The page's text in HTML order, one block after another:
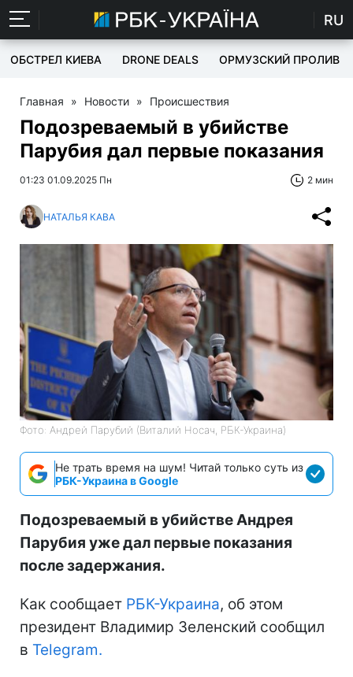
RU
ОБСТРЕЛ КИЕВА DRONE DEALS ОРМУЗСКИЙ ПРОЛИВ
Главная » Новости » Происшествия
Подозреваемый в убийстве
Парубия дал первые показания
01:23 01.09.2025 Пн 2 мин
НАТАЛЬЯ КАВА
Фото: Андрей Парубий (Виталий Носач, РБК-Украина)
Не трать время на шум! Читай только суть из
РБК-Украина в Google
Подозреваемый в убийстве Андрея
Парубия уже дал первые показания
после задержания.
Как сообщает РБК-Украина, об этом
президент Владимир Зеленский сообщил
в Telegram.